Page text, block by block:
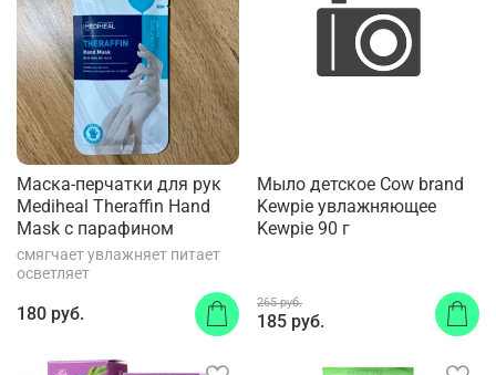
Маска-перчатки для рук
Mediheal Theraffin Hand
Mask с парафином
смягчает увлажняет питает
осветляет
180 руб.
Мыло детское Cow brand
Kewpie увлажняющее
Kewpie 90 г
265 руб.
185 руб.